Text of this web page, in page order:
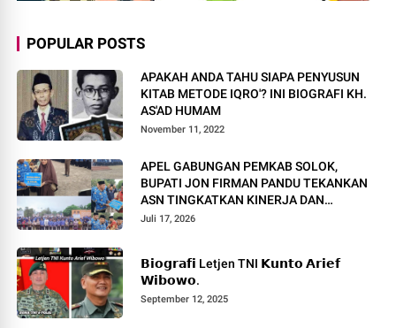
POPULAR POSTS
APAKAH ANDA TAHU SIAPA PENYUSUN
KITAB METODE IQRO'? INI BIOGRAFI KH.
AS'AD HUMAM
November 11, 2022
APEL GABUNGAN PEMKAB SOLOK,
BUPATI JON FIRMAN PANDU TEKANKAN
ASN TINGKATKAN KINERJA DAN
PELAYANAN MASYARAKAT.
Juli 17, 2026
𝗕𝗶𝗼𝗴𝗿𝗮𝗳𝗶 Letjen TNI 𝗞𝘂𝗻𝘁𝗼 𝗔𝗿𝗶𝗲𝗳
𝗪𝗶𝗯𝗼𝘄𝗼.
September 12, 2025